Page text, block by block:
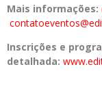
Mais informações:
Inscrições e
detalhada: